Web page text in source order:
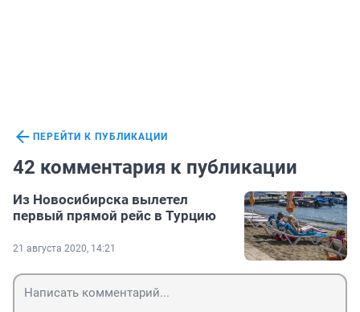
ПЕРЕЙТИ К ПУБЛИКАЦИИ
42 комментария к публикации
Из Новосибирска вылетел
первый прямой рейс в Турцию
21 августа 2020, 14:21